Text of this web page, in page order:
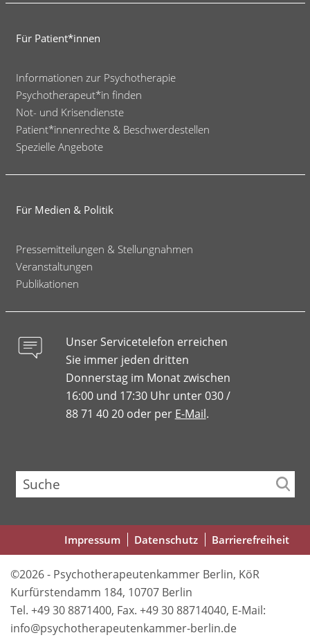
Für Patient*innen
Informationen zur Psychotherapie
Psychotherapeut*in finden
Not- und Krisendienste
Patient*innenrechte & Beschwerdestellen
Spezielle Angebote
Für Medien & Politik
Pressemitteilungen & Stellungnahmen
Veranstaltungen
Publikationen
Unser Servicetelefon erreichen
Sie immer jeden dritten
Donnerstag im Monat zwischen
16:00 und 17:30 Uhr unter 030 /
88 71 40 20 oder per E-Mail.
Suche
Fußbereichsmenü
Impressum Datenschutz Barrierefreiheit
©2026 - Psychotherapeutenkammer Berlin, KöR
Kurfürstendamm 184, 10707 Berlin
Tel. +49 30 8871400, Fax. +49 30 88714040, E-Mail:
info@psychotherapeutenkammer-berlin.de